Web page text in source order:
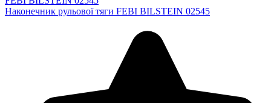
Наконечник рульової тяги FEBI BILSTEIN 02545